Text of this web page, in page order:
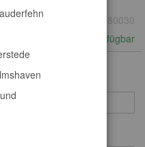
90380030
verfügbar